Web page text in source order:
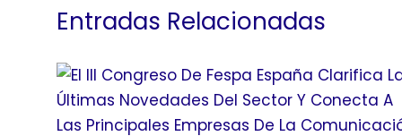
Entradas Relacionadas